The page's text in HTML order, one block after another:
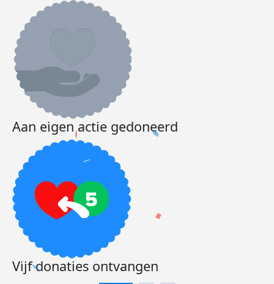
Aan eigen actie gedoneerd
Vijf donaties ontvangen